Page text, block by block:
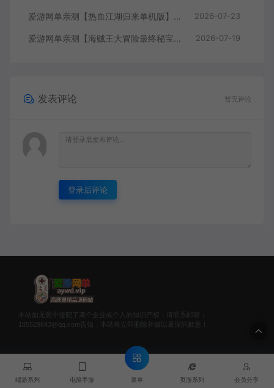
爱游网单亲测【热血江湖归来单机版】最新整理7职业精修多项修复 带网页GM物品后台 代金券内购 虚拟机一键端视频安装教学+手工端文本教学 2026-07-23
爱游网单亲测【海贼王大冒险最终秘宝】最新整理单机修复版 带网页GM充值物品后台 回合制抽卡模拟器手游 虚拟机一键端视频教学+手工端文本教学 2026-07-19
发表评论 暂无评论
登录后评论
本站如无意中侵犯了某个企业或个人的知识产权，请联系邮箱：
185529643@qq.com告知，本站将立即删除并致以最深的歉意！
© 2020 爱游网单 - AYWD.VIP & WANGDAN Theme. All rights
端游系列 电脑手游 菜单 页游系列 会员分享